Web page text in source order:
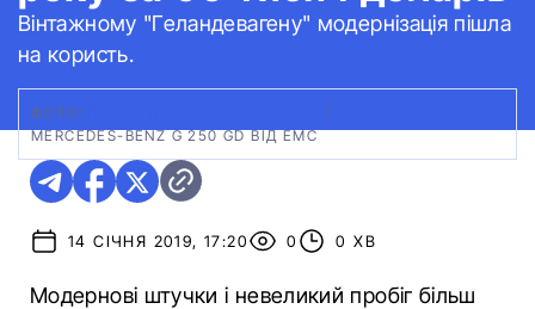
Вінтажному "Геландевагену" модернізація пішла
на користь.
ФОТО:
MERCEDES-BENZ G 250 GD ВІД EMC
14 СІЧНЯ 2019, 17:20 0 0 ХВ
Модернові штучки і невеликий пробіг більш